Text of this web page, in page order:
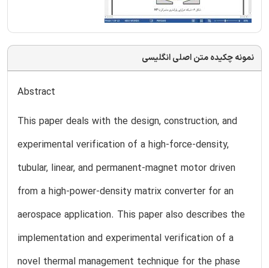
نمونه چکیده متن اصلی انگلیسی
Abstract
This paper deals with the design, construction, and
experimental verification of a high-force-density,
tubular, linear, and permanent-magnet motor driven
from a high-power-density matrix converter for an
aerospace application. This paper also describes the
implementation and experimental verification of a
novel thermal management technique for the phase